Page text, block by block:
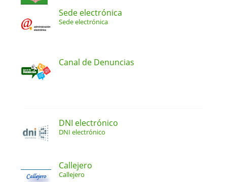
Sede electrónica
Sede electrónica
Canal de Denuncias
DNI electrónico
DNI electrónico
Callejero
Callejero